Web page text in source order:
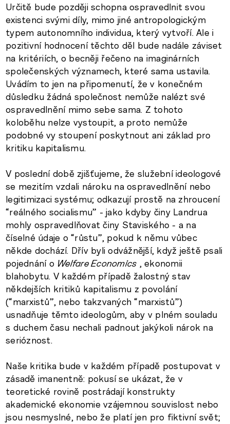
Určitě bude později schopna ospravedlnit svou
existenci svými díly, mimo jiné antropologickým
typem autonomního individua, který vytvoří. Ale i
pozitivní hodnocení těchto děl bude nadále záviset
na kritériích, o becněji řečeno na imaginárních
společenských významech, které sama ustavila.
Uvádím to jen na připomenutí, že v konečném
důsledku žádná společnost nemůže nalézt své
ospravedlnění mimo sebe sama. Z tohoto
koloběhu nelze vystoupit, a proto nemůže
podobné vy stoupení poskytnout ani základ pro
kritiku kapitalismu.
V poslední době zjišťujeme, že služební ideologové
se mezitím vzdali nároku na ospravedlnění nebo
legitimizaci systému; odkazují prostě na zhroucení
“reálného socialismu” - jako kdyby činy Landrua
mohly ospravedlňovat činy Staviského - a na
číselné údaje o “růstu”, pokud k němu vůbec
někde dochází. Dřív byli odvážnější, když ještě psali
pojednání o Welfare Economics , ekonomii
blahobytu. V každém případě žalostný stav
někdejších kritiků kapitalismu z povolání
(“marxistů”, nebo takzvaných “marxistů”)
usnadňuje těmto ideologům, aby v plném souladu
s duchem času nechali padnout jakýkoli nárok na
serióznost.
Naše kritika bude v každém případě postupovat v
zásadě imanentně: pokusí se ukázat, že v
teoretické rovině postrádají konstrukty
akademické ekonomie vzájemnou souvislost nebo
jsou nesmyslné, nebo že platí jen pro fiktivní svět;